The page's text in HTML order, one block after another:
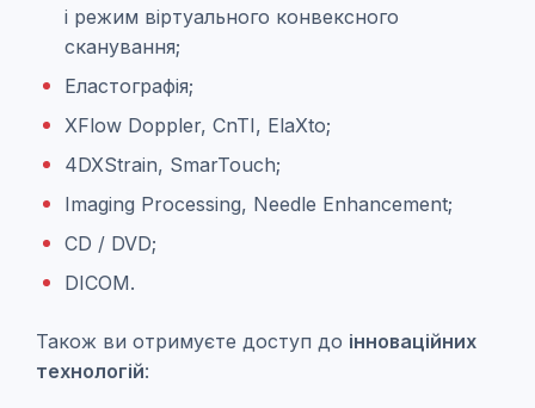
і режим віртуального конвексного
сканування;
Еластографія;
XFlow Doppler, CnTI, ElaXto;
4DXStrain, SmarTouch;
Imaging Processing, Needle Enhancement;
CD / DVD;
DICOM.
Також ви отримуєте доступ до інноваційних
технологій: